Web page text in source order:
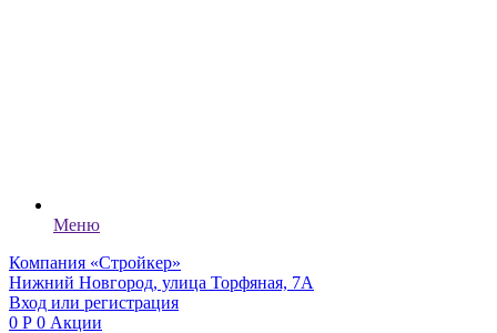
Меню
Компания «Стройкер»
Нижний Новгород, улица Торфяная, 7А
Вход или регистрация
0 Р 0 Акции